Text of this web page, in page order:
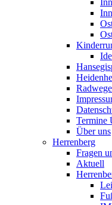
Termine
Über uns
Herrenberg
Fragen
Aktuell